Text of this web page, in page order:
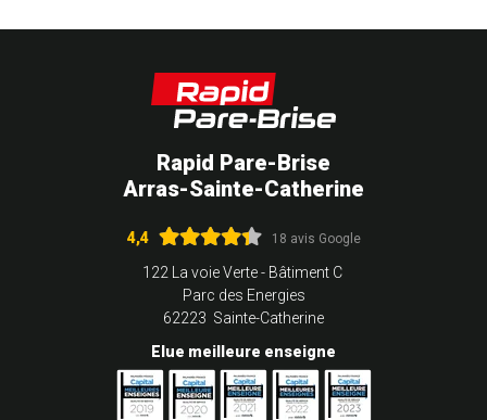
Rapid Pare-Brise
Arras-Sainte-Catherine
4,4 18 avis Google
122 La voie Verte - Bâtiment C
Parc des Energies
62223 Sainte-Catherine
Elue meilleure enseigne